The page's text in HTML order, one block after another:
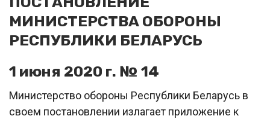
МИНИСТЕРСТВА ОБОРОНЫ
РЕСПУБЛИКИ БЕЛАРУСЬ
1 июня 2020 г. № 14
Министерство обороны Республики Беларусь в
своем постановлении излагает приложение к